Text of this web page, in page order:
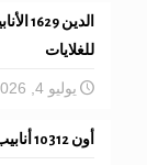
للغلايات
يوليو 4, 2026
أون 10312 أنابيب الفولاذ المقاوم للصدأ الملحومة